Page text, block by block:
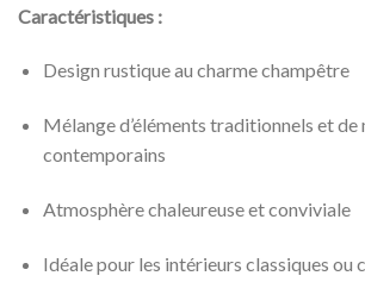
Caractéristiques :
Design rustique au charme champêtre
Mélange d’éléments traditionnels et de
contemporains
Atmosphère chaleureuse et conviviale
Idéale pour les intérieurs classiques ou